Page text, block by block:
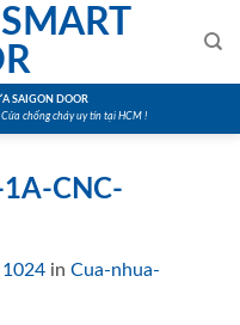
SAIGON DOOR
chống cháy uy tín tại HCM !
CNC-
in Cua-nhua-